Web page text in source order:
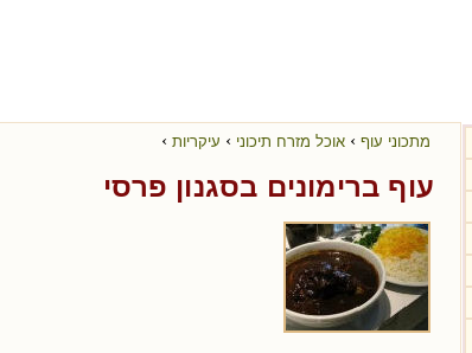
מתכוני עוף › אוכל מזרח תיכוני › עיקריות ›
עוף ברימונים בסגנון פרסי